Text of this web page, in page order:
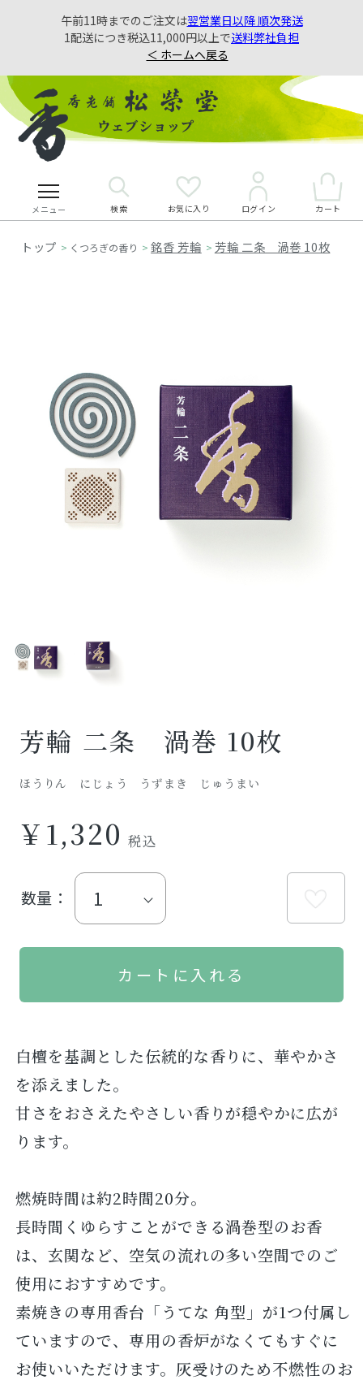
午前11時までのご注文は翌営業日以降 順次発送
1配送につき税込11,000円以上で送料弊社負担
＜ ホームへ戻る
メニュー 検索 お気に入り ログイン カート
> くつろぎの香り >銘香 芳輪 > 芳輪 二条 渦巻 10枚
芳輪 二条 渦巻 10枚
ほうりん にじょう うずまき じゅうまい
￥1,320
数量：
白檀を基調とした伝統的な香りに、華やかさ
を添えました。
甘さをおさえたやさしい香りが穏やかに広が
ります。
燃焼時間は約2時間20分。
長時間くゆらすことができる渦巻型のお香
は、玄関など、空気の流れの多い空間でのご
使用におすすめです。
素焼きの専用香台「うてな 角型」が1つ付属し
ていますので、専用の香炉がなくてもすぐに
お使いいただけます。灰受けのため不燃性のお